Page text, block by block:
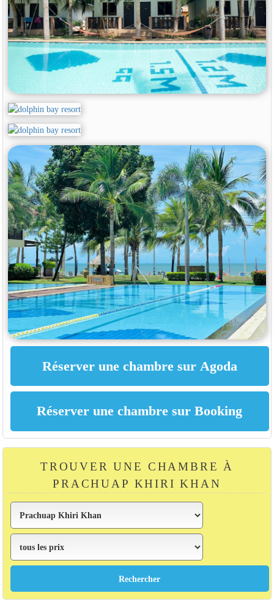
TROUVER UNE CHAMBRE À
PRACHUAP KHIRI KHAN